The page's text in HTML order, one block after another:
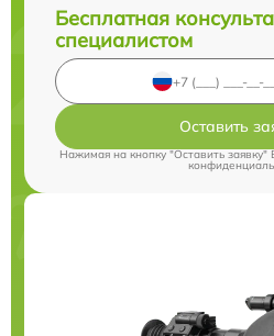
Бесплатная
специалистом
Оставить
Нажимая на кнопку "Оставить